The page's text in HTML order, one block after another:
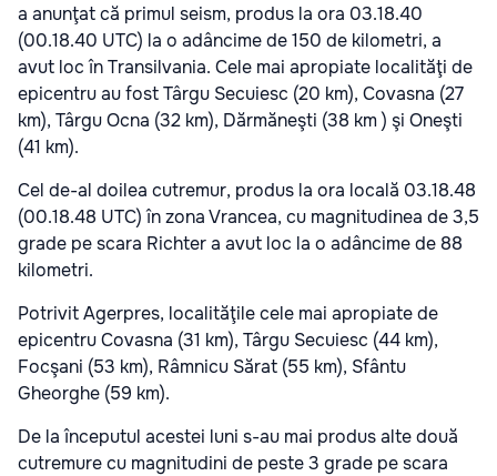
a anunţat că primul seism, produs la ora 03.18.40
(00.18.40 UTC) la o adâncime de 150 de kilometri, a
avut loc în Transilvania. Cele mai apropiate localităţi de
epicentru au fost Târgu Secuiesc (20 km), Covasna (27
km), Târgu Ocna (32 km), Dărmăneşti (38 km ) şi Oneşti
(41 km).
Cel de-al doilea cutremur, produs la ora locală 03.18.48
(00.18.48 UTC) în zona Vrancea, cu magnitudinea de 3,5
grade pe scara Richter a avut loc la o adâncime de 88
kilometri.
Potrivit Agerpres, localităţile cele mai apropiate de
epicentru Covasna (31 km), Târgu Secuiesc (44 km),
Focşani (53 km), Râmnicu Sărat (55 km), Sfântu
Gheorghe (59 km).
De la începutul acestei luni s-au mai produs alte două
cutremure cu magnitudini de peste 3 grade pe scara